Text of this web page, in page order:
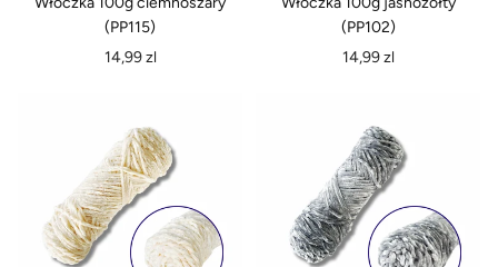
(PP115)
Normalna
14,99 zl
(PP102)
Normalna
14,99 zl